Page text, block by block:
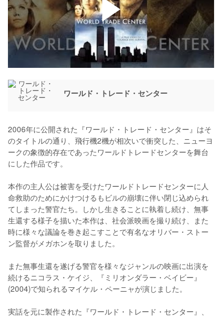
ワールド・トレード・センター
2006年に公開された『ワールド・トレード・センター』はそ
のタイトルの通り、飛行機2機が相次いで衝突した、ニューヨ
ークの象徴的存在であったワールドトレードセンターを舞台
にした作品です。
本作の主人公は被害を受けたワールドトレードセンターに人
命救助のためにかけつけるもビルの崩壊に伴い閉じ込められ
てしまった警官たち。しかし生きることに執着し続け、無事
生還する様子を描いた本作は、社会派映画を撮り続け、また
時に様々な議論を巻き起こすことで有名なオリバー・ストー
ン監督がメガホンを取りました。
また無事生還を遂げる警官を様々なジャンルの映画に出演を
続けるニコラス・ケイジ、『ミリオンダラー・ベイビー』
(2004)で知られるマイケル・ペーニャが演じました。
実話を元に製作された『ワールド・トレード・センター』、